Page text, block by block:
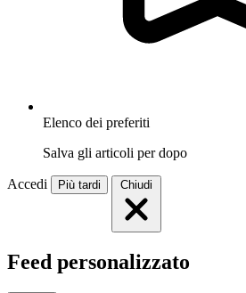
Elenco dei preferiti
Salva gli articoli per dopo
Accedi Più tardi Chiudi
Feed personalizzato